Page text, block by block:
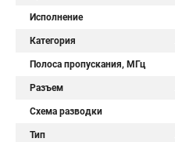
Исполнение
Категория
Полоса пропускания, МГц
Разъем
Схема разводки
Тип